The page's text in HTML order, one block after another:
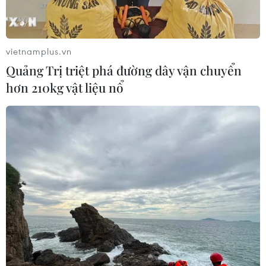
07/08/2026 11:24
Indonesia nỗ lực khống chế cháy
rừng tại Vườn Quốc gia Núi Bromo
07/08/2026 10:56
Thụy Sĩ khó đạt mục tiêu giảm phát
thải khí nhà kính vào năm 2030
07/08/2026 09:42
Bão Dolphin càn quét các đảo miền
Nam Nhật Bản, sân bay Okinawa
phải đóng cửa
vietnamplus.vn
Quảng Trị triệt phá đường dây vận chuyển
hơn 210kg vật liệu nổ